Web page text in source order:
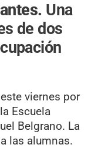
Una
de dos
viernes por
Escuela
Belgrano. La
las alumnas.